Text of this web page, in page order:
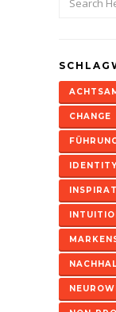
CHANGE